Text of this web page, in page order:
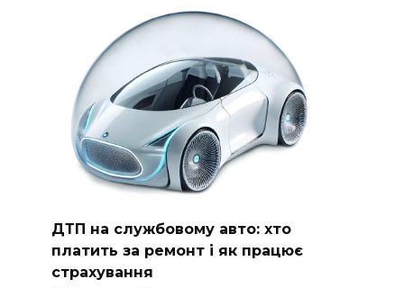
ДТП на службовому авто: хто
платить за ремонт і як працює
страхування